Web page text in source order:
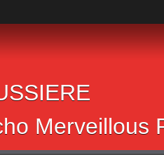
Merveillous